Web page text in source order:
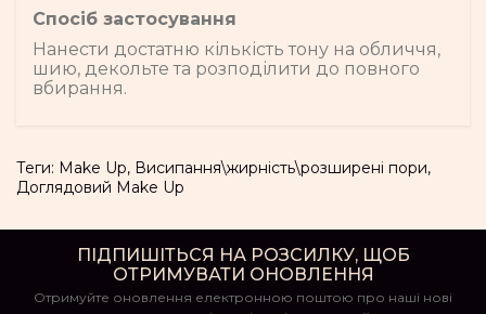
Спосіб застосування
Нанести достатню кількість тону на обличчя,
шию, декольте та розподілити до повного
вбирання.
Теги: Make Up, Висипання\жирність\розширені пори,
Доглядовий Make Up
ПІДПИШІТЬСЯ НА РОЗСИЛКУ, ЩОБ
ОТРИМУВАТИ ОНОВЛЕННЯ
Отримуйте оновлення електронною поштою про наші нові